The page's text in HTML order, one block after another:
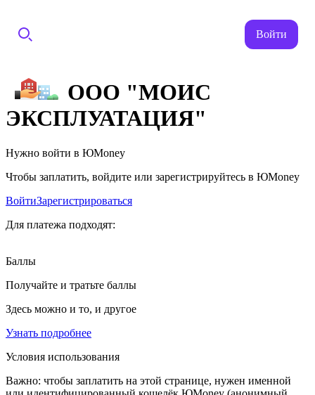
Войти
ООО "МОИС
ЭКСПЛУАТАЦИЯ"
Нужно войти в ЮMoney
Чтобы заплатить, войдите или зарегистрируйтесь в ЮMoney
ВойтиЗарегистрироваться
Для платежа подходят:
Баллы
Получайте и тратьте баллы
Здесь можно и то, и другое
Узнать подробнее
Условия использования
Важно: чтобы заплатить на этой странице, нужен именной